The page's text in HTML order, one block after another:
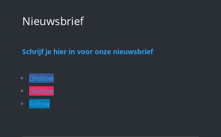
Nieuwsbrief
Schrijf je hier in voor onze nieuwsbrief
Follow
Follow
Follow